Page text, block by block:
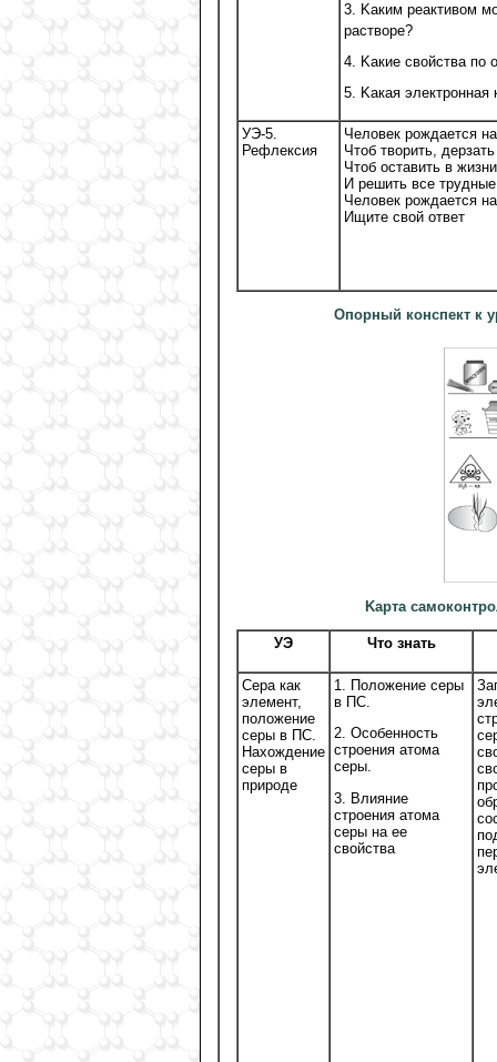
3. Kаким реактивом
растворе?
4. Kакие свойства по
5. Kакая
УЭ-5.
Рефлексия
Человек рождается
Чтоб творить,
Чтоб оставить в
И решить все
Человек рождается
Ищите свой ответ
Опорный конспект к
Kарта
УЭ Что знать
Сера как
элемент,
положение
серы в ПС.
Нахождение
серы в
природе
1. Положение серы
в ПС.
2. Особенность
строения атома
серы.
3. Влияние
строения атома
серы на ее
свойства